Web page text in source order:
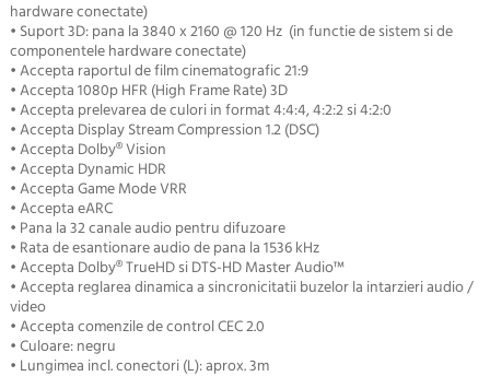
hardware conectate)
• Suport 3D: pana la 3840 x 2160 @ 120 Hz (in functie de sistem si de
componentele hardware conectate)
• Accepta raportul de film cinematografic 21:9
• Accepta 1080p HFR (High Frame Rate) 3D
• Accepta prelevarea de culori in format 4:4:4, 4:2:2 si 4:2:0
• Accepta Display Stream Compression 1.2 (DSC)
• Accepta Dolby® Vision
• Accepta Dynamic HDR
• Accepta Game Mode VRR
• Accepta eARC
• Pana la 32 canale audio pentru difuzoare
• Rata de esantionare audio de pana la 1536 kHz
• Accepta Dolby® TrueHD si DTS-HD Master Audio™
• Accepta reglarea dinamica a sincronicitatii buzelor la intarzieri audio /
video
• Accepta comenzile de control CEC 2.0
• Culoare: negru
• Lungimea incl. conectori (L): aprox. 3m